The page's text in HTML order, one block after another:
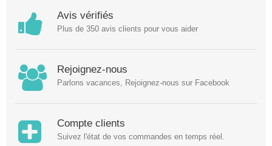
Avis vérifiés
Plus de 350 avis clients pour vous aider
Rejoignez-nous
Parlons vacances, Rejoignez-nous sur Facebook
Compte clients
Suivez l'état de vos commandes en temps réel.